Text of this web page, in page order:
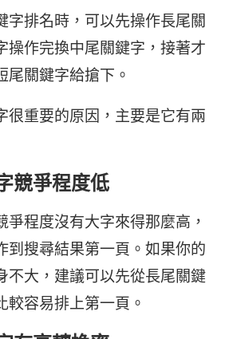
字排名時，可以先操作長尾關
操作完換中尾關鍵字，接著才
尾關鍵字給搶下。
很重要的原因，主要是它有兩
競爭程度低
爭程度沒有大字來得那麼高，
到搜尋結果第一頁。如果你的
不大，建議可以先從長尾關鍵
較容易排上第一頁。